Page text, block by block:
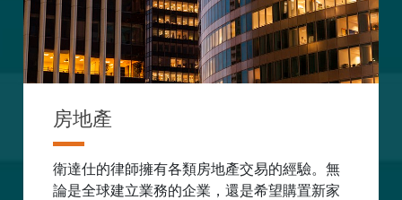
房地產
衛達仕的律師擁有各類房地產交易的經驗。無
論是全球建立業務的企業，還是希望購置新家